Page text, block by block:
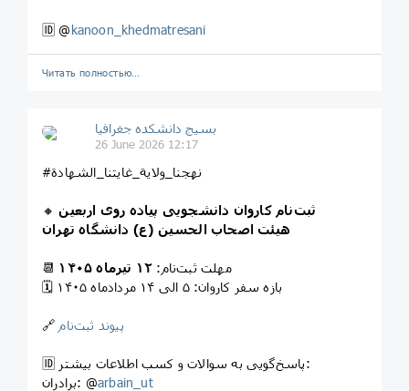
🆔 @kanoon_khedmatresani
Читать полностью…
بسیج دانشکده‌ جغرافیا
26 June 2026 12:17
#نهجنا_ولایة_غایتنا_الشهادة
🔸ثبت‌نام کاروان دانشجویی پیاده روی اربعین
هیئت اصحاب الحسین (ع) دانشگاه تهران
📆 مهلت ثبت‌نام: ۱۲ تیرماه ۱۴۰۵
🗓️ بازه سفر کاروان: ۵ الی ۱۴ مردادماه ۱۴۰۵
🔗 پیوند ثبت‌نام
🆔 پاسخ‌گویی به سوالات و کسب اطلاعات بیشتر:
برادران: @arbain_ut